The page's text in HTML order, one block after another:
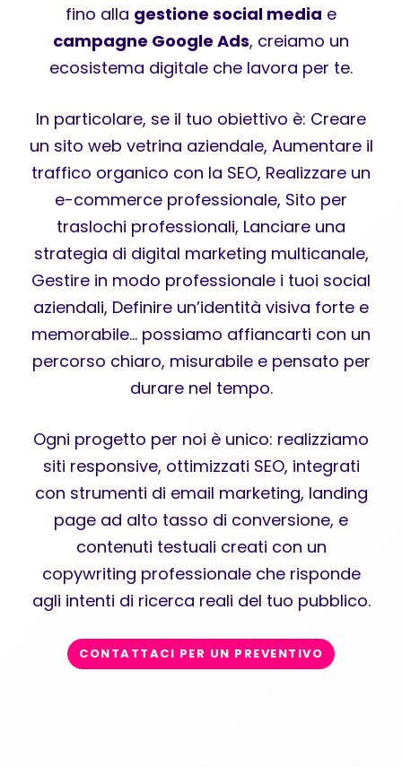
fino alla gestione social media e
campagne Google Ads, creiamo un
ecosistema digitale che lavora per te.
In particolare, se il tuo obiettivo è: Creare
un sito web vetrina aziendale, Aumentare il
traffico organico con la SEO, Realizzare un
e-commerce professionale, Sito per
traslochi professionali, Lanciare una
strategia di digital marketing multicanale,
Gestire in modo professionale i tuoi social
aziendali, Definire un’identità visiva forte e
memorabile… possiamo affiancarti con un
percorso chiaro, misurabile e pensato per
durare nel tempo.
Ogni progetto per noi è unico: realizziamo
siti responsive, ottimizzati SEO, integrati
con strumenti di email marketing, landing
page ad alto tasso di conversione, e
contenuti testuali creati con un
copywriting professionale che risponde
agli intenti di ricerca reali del tuo pubblico.
CONTATTACI PER UN PREVENTIVO